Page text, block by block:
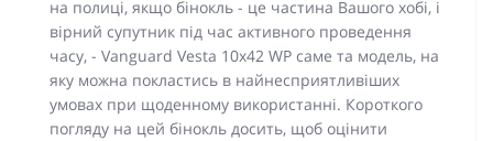
на полиці, якщо бінокль - це частина Вашого хобі, і
вірний супутник під час активного проведення
часу, - Vanguard Vesta 10x42 WP саме та модель, на
яку можна покластись в найнесприятливіших
умовах при щоденному використанні. Короткого
погляду на цей бінокль досить, щоб оцінити